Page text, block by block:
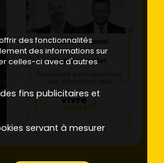
des fonctionnalités
des informations sur
celles-ci avec d'autres
fins publicitaires et
servant à mesurer